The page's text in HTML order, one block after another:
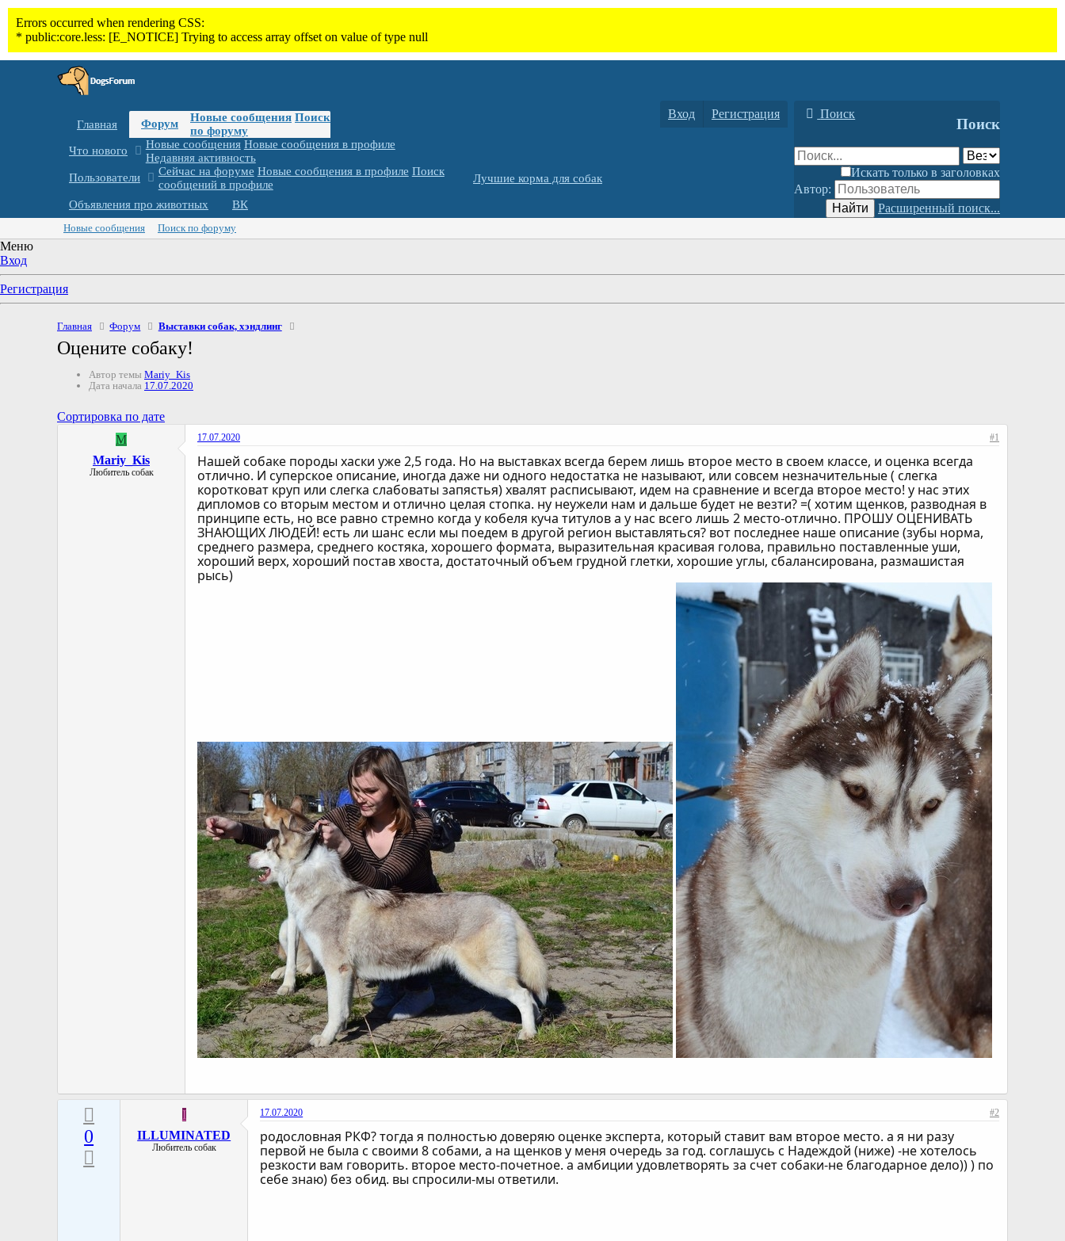
Главная Форум Новые сообщения Поиск
по форуму
Что нового
Новые сообщения Новые сообщения в профиле
Недавняя активность
Пользователи
Сейчас на форуме Новые сообщения в профиле Поиск
сообщений в профиле
Лучшие корма для собак
Объявления про животных ВК
Вход Регистрация Поиск
Поиск
Искать только в заголовках
Автор:
Найти
Расширенный поиск...
Новые сообщения Поиск по форуму
Меню
Вход
Регистрация
Главная Форум Выставки собак, хэндлинг
Оцените собаку!
Автор темы Mariy_Kis
Дата начала 17.07.2020
Сортировка по дате
M
Mariy_Kis
Любитель собак
17.07.2020 #1
Нашей собаке породы хаски уже 2,5 года. Но на выставках всегда берем лишь второе место в своем классе, и оценка всегда
отлично. И суперское описание, иногда даже ни одного недостатка не называют, или совсем незначительные ( слегка
коротковат круп или слегка слабоваты запястья) хвалят расписывают, идем на сравнение и всегда второе место! у нас этих
дипломов со вторым местом и отлично целая стопка. ну неужели нам и дальше будет не везти? =( хотим щенков, разводная в
принципе есть, но все равно стремно когда у кобеля куча титулов а у нас всего лишь 2 место-отлично. ПРОШУ ОЦЕНИВАТЬ
ЗНАЮЩИХ ЛЮДЕЙ! есть ли шанс если мы поедем в другой регион выставляться? вот последнее наше описание (зубы норма,
среднего размера, среднего костяка, хорошего формата, выразительная красивая голова, правильно поставленные уши,
хороший верх, хороший постав хвоста, достаточный объем грудной глетки, хорошие углы, сбалансирована, размашистая
рысь)
0
I
ILLUMINATED
Любитель собак
17.07.2020 #2
родословная РКФ? тогда я полностью доверяю оценке эксперта, который ставит вам второе место. а я ни разу
первой не была с своими 8 собами, а на щенков у меня очередь за год. соглашусь с Надеждой (ниже) -не хотелось
резкости вам говорить. второе место-почетное. а амбиции удовлетворять за счет собаки-не благодарное дело)) ) по
себе знаю) без обид. вы спросили-мы ответили.